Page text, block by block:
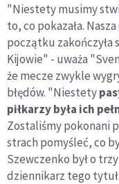
"Niestety musimy
to, co pokazała.
początku zakończyła
Kijowie" - uważa
że mecze zwykle
błędów. "Niestety
piłkarzy była ich
Zostaliśmy pokonani
strach pomyśleć, co
Szewczenko był o
dziennikarz tego